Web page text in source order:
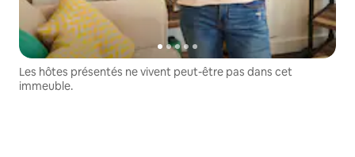
Les hôtes présentés ne vivent peut-être pas dans cet
immeuble.